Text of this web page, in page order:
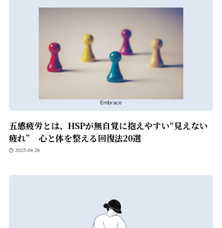
五感疲労とは、HSPが無自覚に抱えやすい“見えない
疲れ” 心と体を整える回復法20選
2025-04-28